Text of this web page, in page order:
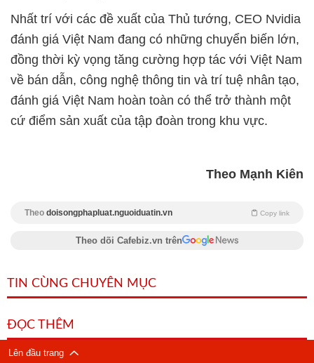
Nhất trí với các đề xuất của Thủ tướng, CEO Nvidia
đánh giá Việt Nam đang có những chuyển biến lớn,
đồng thời kỳ vọng tăng cường hợp tác với Việt Nam
về bán dẫn, công nghệ thông tin và trí tuệ nhân tạo,
đánh giá Việt Nam hoàn toàn có thể trở thành một
cứ điểm sản xuất của tập đoàn trong khu vực.
Theo Mạnh Kiên
Theo doisongphapluat.nguoiduatin.vn Copy link
Theo dõi Cafebiz.vn trên
TIN CÙNG CHUYÊN MỤC
ĐỌC THÊM
Lên đầu trang